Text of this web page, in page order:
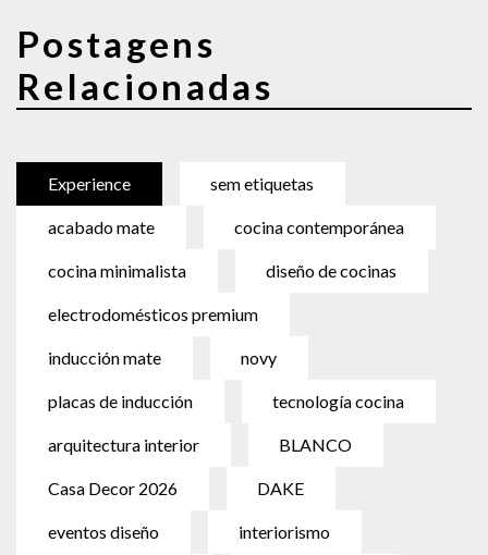
Postagens
Relacionadas
Experience sem etiquetas
acabado mate cocina contemporánea
cocina minimalista diseño de cocinas
electrodomésticos premium
inducción mate novy
placas de inducción tecnología cocina
arquitectura interior BLANCO
Casa Decor 2026 DAKE
eventos diseño interiorismo